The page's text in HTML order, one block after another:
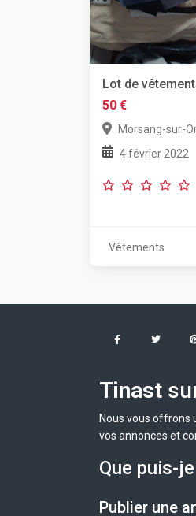
Lot de
50 €
Morsang-sur-
4 février 2022
Vêtements
Tinast
Nous vous offrons
vos annonces et
Que puis-
Publier une